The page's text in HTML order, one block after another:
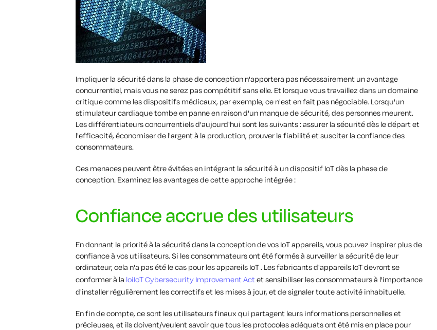
Impliquer la sécurité dans la phase de conception n'apportera pas nécessairement un avantage
concurrentiel, mais vous ne serez pas compétitif sans elle. Et lorsque vous travaillez dans un domaine
critique comme les dispositifs médicaux, par exemple, ce n'est en fait pas négociable. Lorsqu'un
stimulateur cardiaque tombe en panne en raison d'un manque de sécurité, des personnes meurent.
Les différentiateurs concurrentiels d'aujourd'hui sont les suivants : assurer la sécurité dès le départ et
l'efficacité, économiser de l'argent à la production, prouver la fiabilité et susciter la confiance des
consommateurs.
Ces menaces peuvent être évitées en intégrant la sécurité à un dispositif IoT dès la phase de
conception. Examinez les avantages de cette approche intégrée :
Confiance accrue des utilisateurs
En donnant la priorité à la sécurité dans la conception de vos IoT appareils, vous pouvez inspirer plus de
confiance à vos utilisateurs. Si les consommateurs ont été formés à surveiller la sécurité de leur
ordinateur, cela n'a pas été le cas pour les appareils IoT . Les fabricants d'appareils IoT devront se
conformer à la loiIoT Cybersecurity Improvement Act et sensibiliser les consommateurs à l'importance
d'installer régulièrement les correctifs et les mises à jour, et de signaler toute activité inhabituelle.
En fin de compte, ce sont les utilisateurs finaux qui partagent leurs informations personnelles et
précieuses, et ils doivent/veulent savoir que tous les protocoles adéquats ont été mis en place pour